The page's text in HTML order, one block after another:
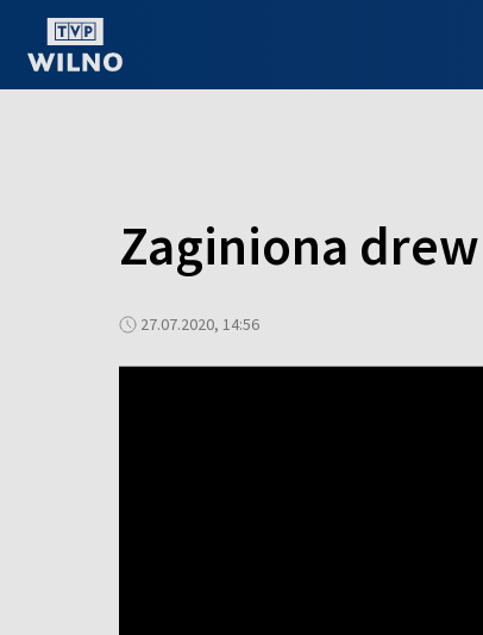
Zaginiona
27.07.2020, 14:56